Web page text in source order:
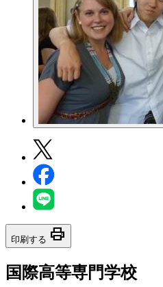
印刷する print
国際高等専門学校